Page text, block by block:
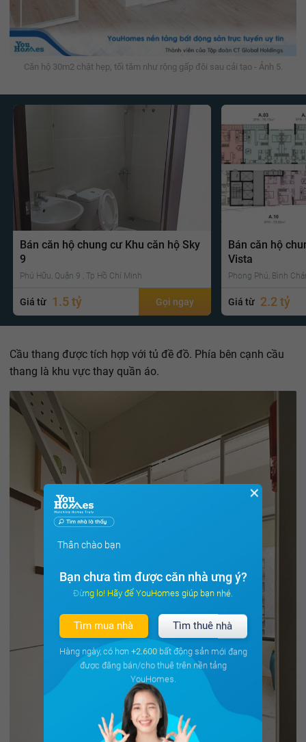
Căn hộ 30m2 chật hẹp, tối tăm như rộng gấp đôi sau cải tạo - Ảnh 5.
Bán căn hộ chung cư Khu căn hộ Sky
9
Phú Hữu, Quận 9 , Tp Hồ Chí Minh
Giá từ 1.5 tỷ Gọi ngay
Bán căn hộ
Vista
Phong Phú, Bình
Giá từ 2.2 tỷ
Cầu thang được tích hợp với tủ đề đồ. Phía bên cạnh cầu
thang là khu vực thay quần áo.
✕
Thân chào bạn
Bạn chưa tìm được căn nhà ưng ý?
Đừng lo! Hãy để YouHomes giúp bạn nhé.
Tìm mua nhà Tìm thuê nhà
Hàng ngày, có hơn +2.600bất động sản mới đang
được đăng bán/cho thuê trên nền tảng
YouHomes.